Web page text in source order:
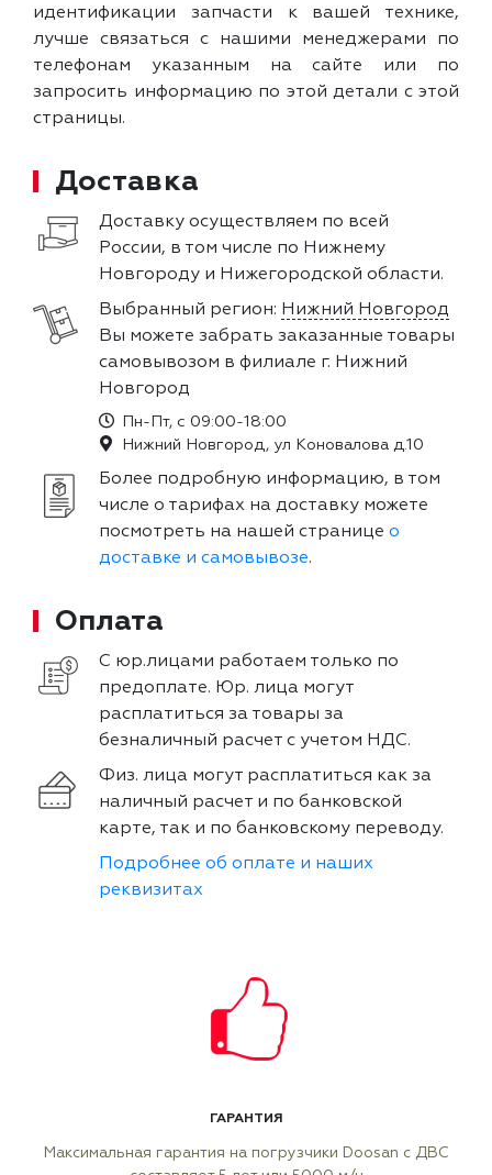
идентификации запчасти к вашей технике,
лучше связаться с нашими менеджерами по
телефонам указанным на сайте или по
запросить информацию по этой детали с этой
страницы.
Доставка
Доставку осуществляем по всей
России, в том числе по Нижнему
Новгороду и Нижегородской области.
Выбранный регион: Нижний Новгород
Вы можете забрать заказанные товары
самовывозом в филиале г. Нижний
Новгород
Пн-Пт, с 09:00-18:00
Нижний Новгород, ул Коновалова д.10
Более подробную информацию, в том
числе о тарифах на доставку можете
посмотреть на нашей странице о
доставке и самовывозе.
Оплата
С юр.лицами работаем только по
предоплате. Юр. лица могут
расплатиться за товары за
безналичный расчет с учетом НДС.
Физ. лица могут расплатиться как за
наличный расчет и по банковской
карте, так и по банковскому переводу.
Подробнее об оплате и наших
реквизитах
ГАРАНТИЯ
Максимальная гарантия на погрузчики Doosan с ДВС